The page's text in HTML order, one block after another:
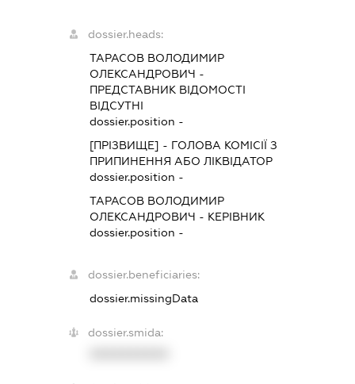
dossier.heads:
ТАРАСОВ ВОЛОДИМИР
ОЛЕКСАНДРОВИЧ -
ПРЕДСТАВНИК ВІДОМОСТІ
ВІДСУТНІ
dossier.position -
[ПРІЗВИЩЕ] - ГОЛОВА КОМІСІЇ З
ПРИПИНЕННЯ АБО ЛІКВІДАТОР
dossier.position -
ТАРАСОВ ВОЛОДИМИР
ОЛЕКСАНДРОВИЧ - КЕРІВНИК
dossier.position -
dossier.beneficiaries:
dossier.missingData
dossier.smida: